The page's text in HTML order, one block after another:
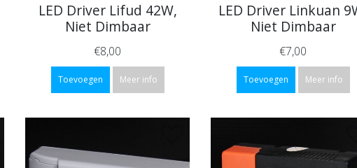
LED Driver Lifud 42W,
Niet Dimbaar
€8,00
Toevoegen Meer info
LED Driver Linkuan
Niet Dimbaar
€7,00
Toevoegen Meer info